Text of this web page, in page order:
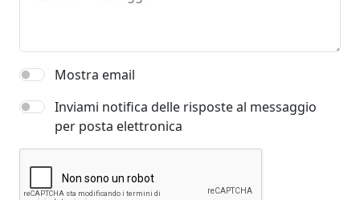
Mostra email
Inviami notifica delle risposte al messaggio
per posta elettronica